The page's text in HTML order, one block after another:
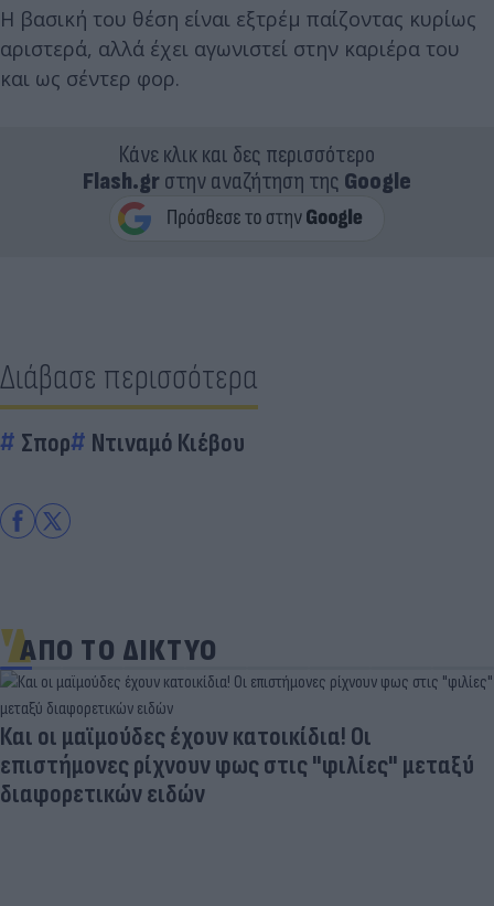
Η βασική του θέση είναι εξτρέμ παίζοντας κυρίως
αριστερά, αλλά έχει αγωνιστεί στην καριέρα του
και ως σέντερ φορ.
Κάνε κλικ και δες περισσότερο
Flash.grστην αναζήτηση της Google
Διάβασε περισσότερα
Σπορ Ντιναμό Κιέβου
ΑΠΟ ΤΟ ΔΙΚΤΥΟ
Και οι μαϊμούδες έχουν κατοικίδια! Οι
επιστήμονες ρίχνουν φως στις "φιλίες" μεταξύ
διαφορετικών ειδών